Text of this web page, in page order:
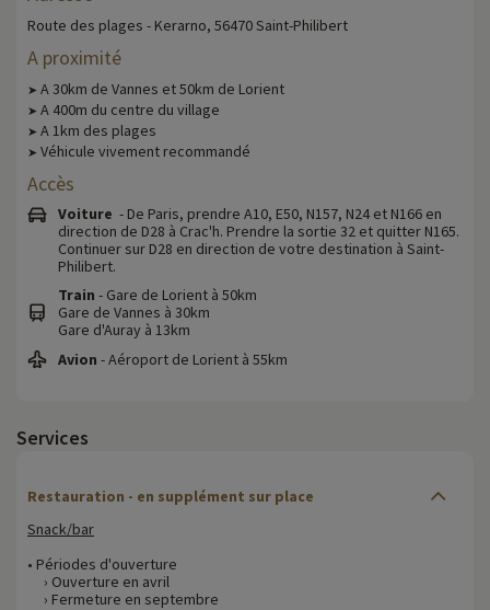
Route des plages - Kerarno, 56470 Saint-Philibert
A proximité
➤ A 30km de Vannes et 50km de Lorient
➤ A 400m du centre du village
➤ A 1km des plages
➤ Véhicule vivement recommandé
Accès
Voiture - De Paris, prendre A10, E50, N157, N24 et N166 en
direction de D28 à Crac'h. Prendre la sortie 32 et quitter N165.
Continuer sur D28 en direction de votre destination à Saint-
Philibert.
Train - Gare de Lorient à 50km
Gare de Vannes à 30km
Gare d'Auray à 13km
Avion - Aéroport de Lorient à 55km
Services
Restauration - en supplément sur place
Snack/bar
• Périodes d'ouverture
› Ouverture en avril
› Fermeture en septembre